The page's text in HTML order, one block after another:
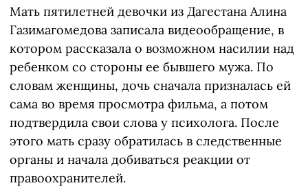
Мать пятилетней девочки из Дагестана Алина
Газимагомедова записала видеообращение, в
котором рассказала о возможном насилии над
ребенком со стороны ее бывшего мужа. По
словам женщины, дочь сначала призналась ей
сама во время просмотра фильма, а потом
подтвердила свои слова у психолога. После
этого мать сразу обратилась в следственные
органы и начала добиваться реакции от
правоохранителей.